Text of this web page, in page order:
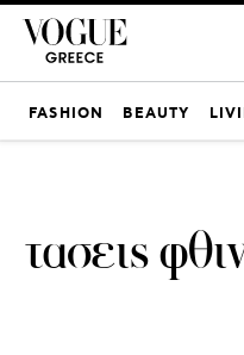
FASHION BEAUTY
τασεις